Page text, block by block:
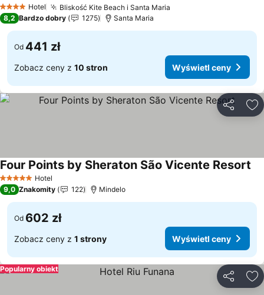
4 KategoriaHotel Bliskość Kite Beach i Santa Maria
8,2 Bardzo dobry 1275 Santa Maria
Od 441 zł
Zobacz ceny z 10 stron Wyświetl ceny
5 KategoriaHotel
Four Points by Sheraton São Vicente Resort
9,0 Znakomity 122 Mindelo
Od 602 zł
Zobacz ceny z 1 strony Wyświetl ceny
Popularny obiekt